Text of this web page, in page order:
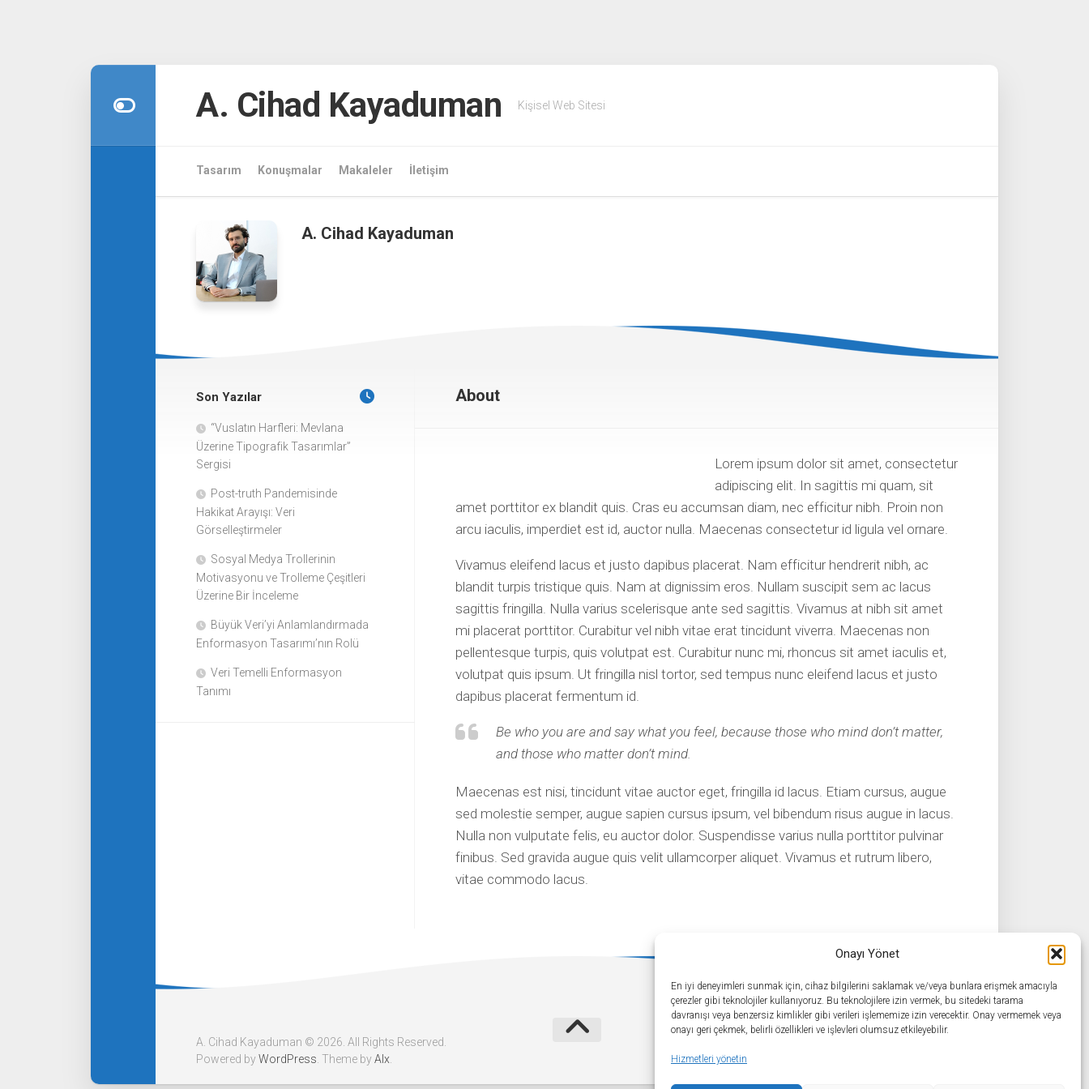
Onayı Yönet
En iyi deneyimleri sunmak için, cihaz bilgilerini saklamak ve/veya bunlara erişmek amacıyla
çerezler gibi teknolojiler kullanıyoruz. Bu teknolojilere izin vermek, bu sitedeki tarama
davranışı veya benzersiz kimlikler gibi verileri işlememize izin verecektir. Onay vermemek veya
onayı geri çekmek, belirli özellikleri ve işlevleri olumsuz etkileyebilir.
Hizmetleri yönetin
A. Cihad Kayaduman Kişisel Web Sitesi
Tasarım Konuşmalar Makaleler İletişim
A. Cihad Kayaduman
About
Lorem ipsum dolor sit amet, consectetur
adipiscing elit. In sagittis mi quam, sit
amet porttitor ex blandit quis. Cras eu accumsan diam, nec efficitur nibh. Proin non
arcu iaculis, imperdiet est id, auctor nulla. Maecenas consectetur id ligula vel ornare.
Vivamus eleifend lacus et justo dapibus placerat. Nam efficitur hendrerit nibh, ac
blandit turpis tristique quis. Nam at dignissim eros. Nullam suscipit sem ac lacus
sagittis fringilla. Nulla varius scelerisque ante sed sagittis. Vivamus at nibh sit amet
mi placerat porttitor. Curabitur vel nibh vitae erat tincidunt viverra. Maecenas non
pellentesque turpis, quis volutpat est. Curabitur nunc mi, rhoncus sit amet iaculis et,
volutpat quis ipsum. Ut fringilla nisl tortor, sed tempus nunc eleifend lacus et justo
dapibus placerat fermentum id.
Be who you are and say what you feel, because those who mind don’t matter,
and those who matter don’t mind.
Maecenas est nisi, tincidunt vitae auctor eget, fringilla id lacus. Etiam cursus, augue
sed molestie semper, augue sapien cursus ipsum, vel bibendum risus augue in lacus.
Nulla non vulputate felis, eu auctor dolor. Suspendisse varius nulla porttitor pulvinar
finibus. Sed gravida augue quis velit ullamcorper aliquet. Vivamus et rutrum libero,
vitae commodo lacus.
Son Yazılar
“Vuslatın Harfleri: Mevlana
Üzerine Tipografik Tasarımlar”
Sergisi
Post-truth Pandemisinde
Hakikat Arayışı: Veri
Görselleştirmeler
Sosyal Medya Trollerinin
Motivasyonu ve Trolleme Çeşitleri
Üzerine Bir İnceleme
Büyük Veri’yi Anlamlandırmada
Enformasyon Tasarımı’nın Rolü
Veri Temelli Enformasyon
Tanımı
A. Cihad Kayaduman © 2026. All Rights Reserved.
Powered byWordPress . Theme byAlx